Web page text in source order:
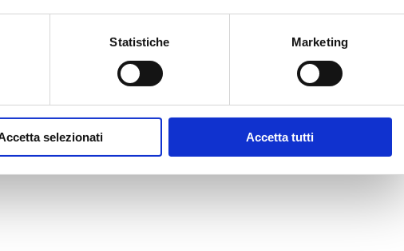
Statistiche Marketing
selezionati Accetta tutti